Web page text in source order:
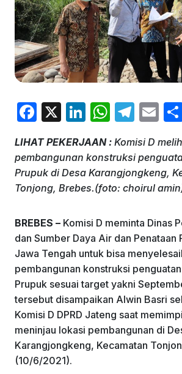
F
c
e
b
o
k
X
Li
k
e
dI
W
at
s
A
p
T
e
gr
a
E
ai
l
LIHAT PEKERJAAN : Komisi D
pembangunan konstruksi
Prupuk di Desa Karangjongkeng,
Tonjong, Brebes.(foto: choirul
BREBES – Komisi D meminta Dinas
dan Sumber Daya Air dan Penataan
Jawa Tengah untuk bisa
pembangunan konstruksi
Prupuk sesuai target yakni
tersebut disampaikan Alwin Basri
Komisi D DPRD Jateng saat
meninjau lokasi pembangunan di
Karangjongkeng, Kecamatan
(10/6/2021).